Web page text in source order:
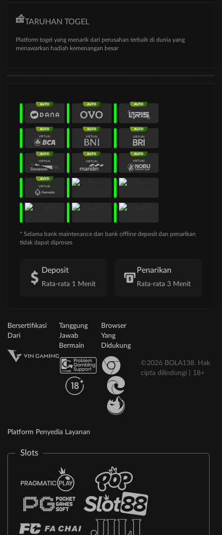
TARUHAN TOGEL
Platform togel yang menarik dari perusahan terbaik di dunia yang
menawarkan hadiah kemenangan besar
* Selama bank maintenance dan bank offline deposit dan penarikan
tidak dapat diproses
Deposit
Rata-rata 1 Menit
Penarikan
Rata-rata 3 Menit
Bersertifikasi
Dari
Tanggung
Jawab
Bermain
Browser
Yang
Didukung
©2026 BOLA138. Hak
cipta dilindungi | 18+
Platform Penyedia Layanan
Slots